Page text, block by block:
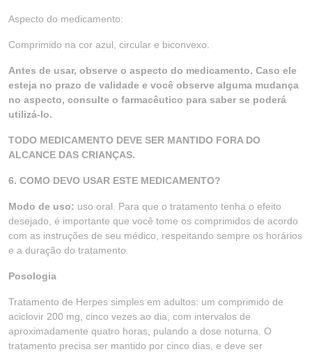
Aspecto do medicamento:
Comprimido na cor azul, circular e biconvexo.
Antes de usar, observe o aspecto do medicamento. Caso ele
esteja no prazo de validade e você observe alguma mudança
no aspecto, consulte o farmacêutico para saber se poderá
utilizá-lo.
TODO MEDICAMENTO DEVE SER MANTIDO FORA DO
ALCANCE DAS CRIANÇAS.
6. COMO DEVO USAR ESTE MEDICAMENTO?
Modo de uso: uso oral. Para que o tratamento tenha o efeito
desejado, é importante que você tome os comprimidos de acordo
com as instruções de seu médico, respeitando sempre os horários
e a duração do tratamento.
Posologia
Tratamento de Herpes simples em adultos: um comprimido de
aciclovir 200 mg, cinco vezes ao dia, com intervalos de
aproximadamente quatro horas, pulando a dose noturna. O
tratamento precisa ser mantido por cinco dias, e deve ser